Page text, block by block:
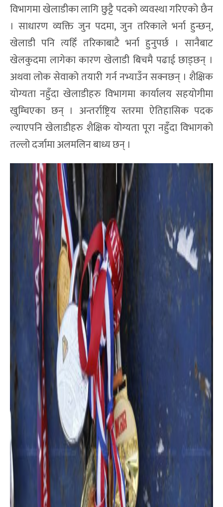
विभागमा खेलाडीका लागि छुट्टै पदको व्यवस्था गरिएको छैन
। साधारण व्यक्ति जुन पदमा, जुन तरिकाले भर्ना हुन्छन्,
खेलाडी पनि त्यहिँ तरिकाबाटै भर्ना हुनुपर्छ । सानैबाट
खेलकुदमा लागेका कारण खेलाडी बिचमै पढाई छाड्छन् ।
अथवा लोक सेवाको तयारी गर्न नभ्याउँन सक्नछन् । शैक्षिक
योग्यता नहुँदा खेलाडीहरु विभागमा कार्यालय सहयोगीमा
खुम्चिएका छन् । अन्तर्राष्ट्रिय स्तरमा ऐतिहासिक पदक
ल्याएपनि खेलाडीहरु शैक्षिक योग्यता पूरा नहुँदा विभागको
तल्लो दर्जामा अलमलिन बाध्य छन् ।